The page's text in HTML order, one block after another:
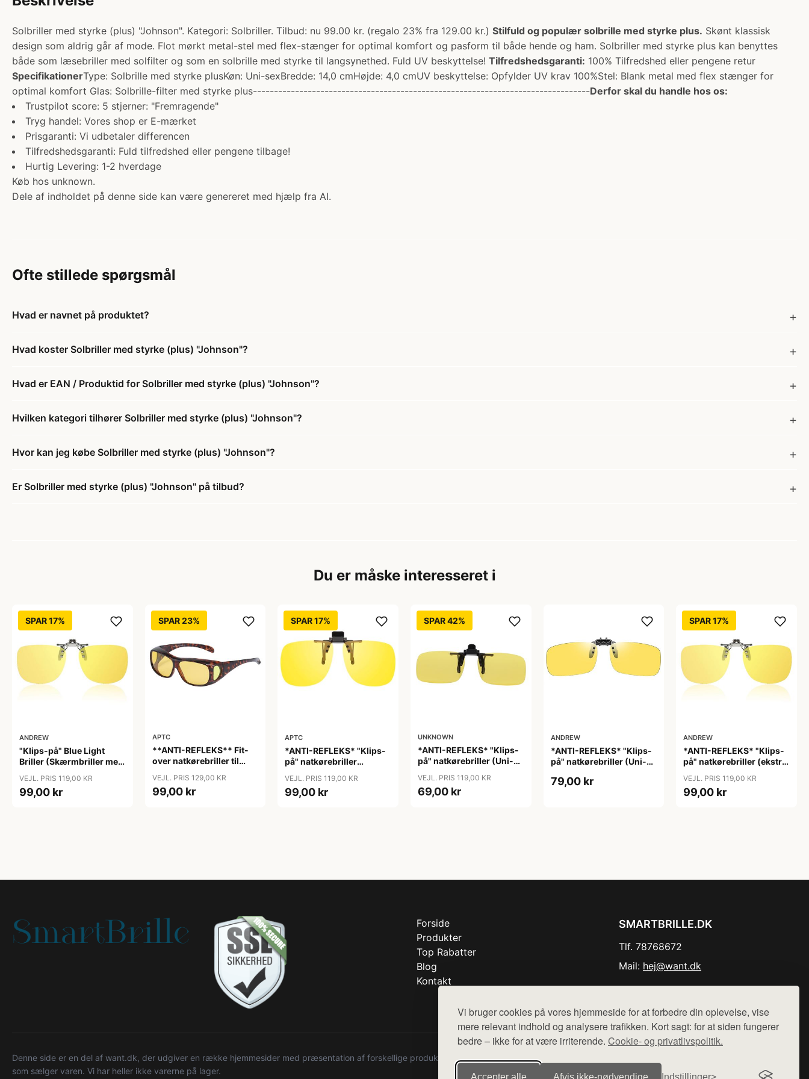
Vi bruger cookies på vores hjemmeside for at forbedre din oplevelse, vise
mere relevant indhold og analysere trafikken. Kort sagt: for at siden fungerer
bedre – ikke for at være irriterende. Cookie- og privatlivspolitik.
Accepter alle Afvis ikke‑nødvendige Indstillinger
Solbriller med styrke (plus) "Johnson". Kategori: Solbriller. Tilbud: nu 99.00 kr. (regalo 23% fra 129.00 kr.) Stilfuld og populær solbrille med styrke plus. Skønt klassisk
design som aldrig går af mode. Flot mørkt metal-stel med flex-stænger for optimal komfort og pasform til både hende og ham. Solbriller med styrke plus kan benyttes
både som læsebriller med solfilter og som en solbrille med styrke til langsynethed. Fuld UV beskyttelse! Tilfredshedsgaranti: 100% Tilfredshed eller pengene retur
SpecifikationerType: Solbrille med styrke plusKøn: Uni-sexBredde: 14,0 cmHøjde: 4,0 cmUV beskyttelse: Opfylder UV krav 100%Stel: Blank metal med flex stænger for
optimal komfort Glas: Solbrille-filter med styrke plus--------------------------------------------------------------------------------Derfor skal du handle hos os:
Trustpilot score: 5 stjerner: "Fremragende"
Tryg handel: Vores shop er E-mærket
Prisgaranti: Vi udbetaler differencen
Tilfredshedsgaranti: Fuld tilfredshed eller pengene tilbage!
Hurtig Levering: 1-2 hverdage
Køb hos unknown.
Dele af indholdet på denne side kan være genereret med hjælp fra AI.
Ofte stillede spørgsmål
Hvad er navnet på produktet?
Hvad koster Solbriller med styrke (plus) "Johnson"?
Hvad er EAN / Produktid for Solbriller med styrke (plus) "Johnson"?
Hvilken kategori tilhører Solbriller med styrke (plus) "Johnson"?
Hvor kan jeg købe Solbriller med styrke (plus) "Johnson"?
Er Solbriller med styrke (plus) "Johnson" på tilbud?
Du er måske interesseret i
SPAR 17%
ANDREW
"Klips-på" Blue Light
Briller (Skærmbriller med
VEJL. PRIS 119,00 KR
99,00 kr
SPAR 23%
APTC
**ANTI-REFLEKS** Fit-
over natkørebriller til
VEJL. PRIS 129,00 KR
99,00 kr
SPAR 17%
APTC
*ANTI-REFLEKS* "Klips-
på" natkørebriller
VEJL. PRIS 119,00 KR
99,00 kr
SPAR 42%
UNKNOWN
*ANTI-REFLEKS* "Klips-
på" natkørebriller (Uni-
VEJL. PRIS 119,00 KR
69,00 kr
ANDREW
*ANTI-REFLEKS* "Klips-
på" natkørebriller (Uni-
79,00 kr
SPAR 17%
ANDREW
*ANTI-REFLEKS* "Klips-
på" natkørebriller (ekstra
VEJL. PRIS 119,00 KR
99,00 kr
Forside
Produkter
Top Rabatter
Blog
Kontakt
SMARTBRILLE.DK
Tlf. 78768672
Mail: hej@want.dk
Denne side er en del af want.dk, der udgiver en række hjemmesider med præsentation af forskellige produkter fra diverse webshops. Der sælges ikke varer fra denne side - vi henviser til de shops,
som sælger varen. Vi har heller ikke varerne på lager.